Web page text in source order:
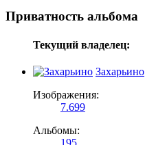
Приватность альбома
Текущий владелец:
Захарьино
Изображения:
7.699
Альбомы:
195